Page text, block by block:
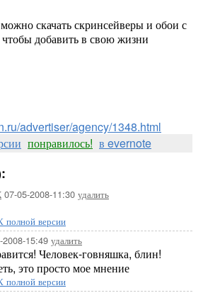
скачать скринсейверы и обои с
добавить в свою жизни
advertiser/agency/1348.html
понравилось! в evernote
07-05-2008-11:30 удалить
полной версии
15:49 удалить
Человек-говняшка, блин!
это просто мое мнение
полной версии